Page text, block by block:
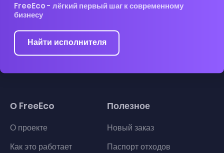
FreeEco - лёгкий первый шаг к современному
бизнесу
Найти исполнителя
О FreeEco
О проекте
Как это работает
Полезное
Новый заказ
Паспорт отходов